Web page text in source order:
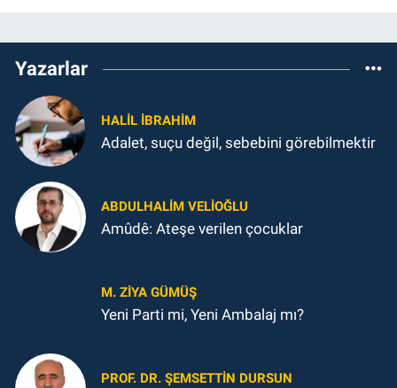
Yazarlar
HALIL İBRAHIM
Adalet, suçu değil, sebebini görebilmektir
ABDULHALIM VELIOĞLU
Amûdê: Ateşe verilen çocuklar
M. ZIYA GÜMÜŞ
Yeni Parti mi, Yeni Ambalaj mı?
PROF. DR. ŞEMSETTIN DURSUN